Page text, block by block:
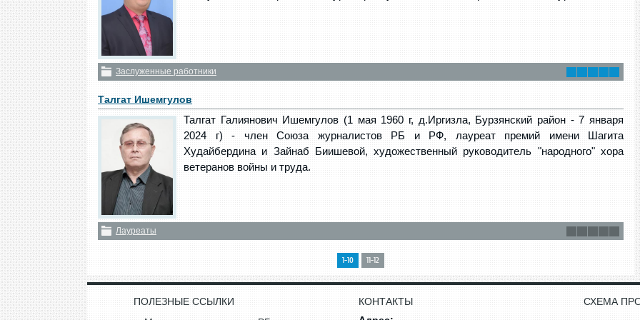
Заслуженные работники
Талгат Ишемгулов
Талгат Галиянович Ишемгулов (1 мая 1960 г, д.Иргизла, Бурзянский район - 7 января
2024 г) - член Союза журналистов РБ и РФ, лауреат премий имени Шагита
Худайбердина и Зайнаб Биишевой, художественный руководитель "народного" хора
ветеранов войны и труда.
Лауреаты
1-10 11-12
ПОЛЕЗНЫЕ ССЫЛКИ
КОНТАКТЫ
СХЕМА